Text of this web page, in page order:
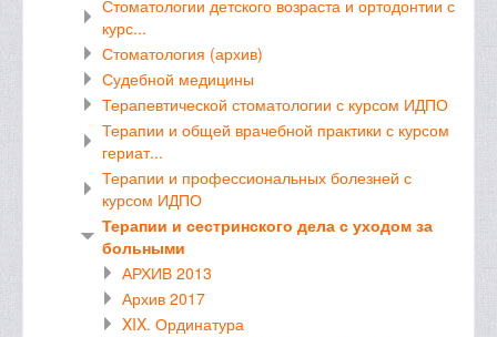
Стоматологии детского возраста и ортодонтии с
курс...
Стоматология (архив)
Судебной медицины
Терапевтической стоматологии с курсом ИДПО
Терапии и общей врачебной практики с курсом
гериат...
Терапии и профессиональных болезней с
курсом ИДПО
Терапии и сестринского дела с уходом за
больными
АРХИВ 2013
Архив 2017
XIX. Ординатура